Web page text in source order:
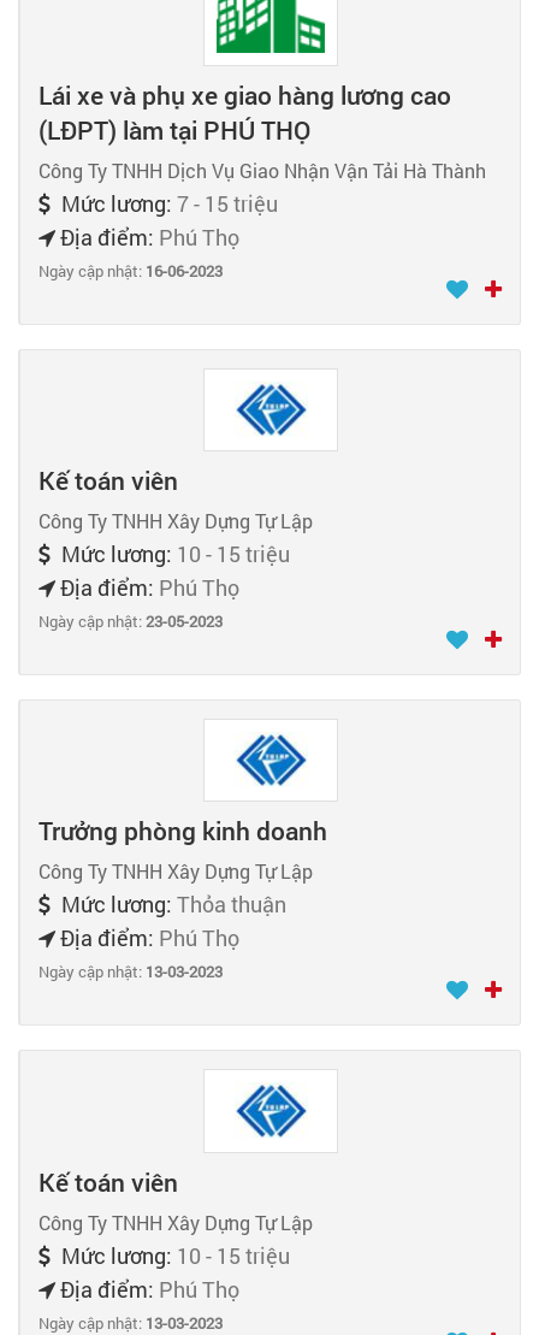
Lái xe và phụ xe giao hàng lương cao
(LĐPT) làm tại PHÚ THỌ
Công Ty TNHH Dịch Vụ Giao Nhận Vận Tải Hà Thành
Mức lương: 7 - 15 triệu
Địa điểm: Phú Thọ
Ngày cập nhật: 16-06-2023
Kế toán viên
Công Ty TNHH Xây Dựng Tự Lập
Mức lương: 10 - 15 triệu
Địa điểm: Phú Thọ
Ngày cập nhật:23-05-2023
Trưởng phòng kinh doanh
Công Ty TNHH Xây Dựng Tự Lập
Mức lương: Thỏa thuận
Địa điểm: Phú Thọ
Ngày cập nhật: 13-03-2023
Kế toán viên
Công Ty TNHH Xây Dựng Tự Lập
Mức lương: 10 - 15 triệu
Địa điểm: Phú Thọ
Ngày cập nhật: 13-03-2023